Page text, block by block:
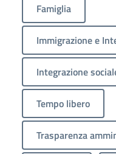
Famiglia
Immigrazione e
Integrazione
Tempo libero
Trasparenza